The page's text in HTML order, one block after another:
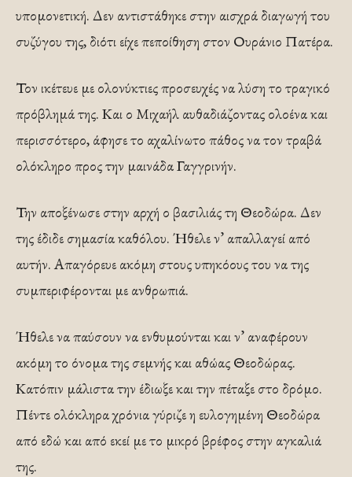
υπομονετική. Δεν αντιστάθηκε στην αισχρά διαγωγή του
συζύγου της, διότι είχε πεποίθηση στον Ουράνιο Πατέρα.
Τον ικέτευε με ολονύκτιες προσευχές να λύση το τραγικό
πρόβλημά της. Και ο Μιχαήλ αυθαδιάζοντας ολοένα και
περισσότερο, άφησε το αχαλίνωτο πάθος να τον τραβά
ολόκληρο προς την μαινάδα Γαγγρινήν.
Την αποξένωσε στην αρχή ο βασιλιάς τη Θεοδώρα. Δεν
της έδιδε σημασία καθόλου. Ήθελε ν’ απαλλαγεί από
αυτήν. Απαγόρευε ακόμη στους υπηκόους του να της
συμπεριφέρονται με ανθρωπιά.
Ήθελε να παύσουν να ενθυμούνται και ν’ αναφέρουν
ακόμη το όνομα της σεμνής και αθώας Θεοδώρας.
Κατόπιν μάλιστα την έδιωξε και την πέταξε στο δρόμο.
Πέντε ολόκληρα χρόνια γύριζε η ευλογημένη Θεοδώρα
από εδώ και από εκεί με το μικρό βρέφος στην αγκαλιά
της.